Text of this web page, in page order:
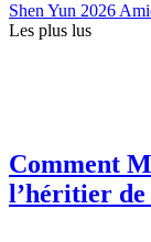
Shen Yun 2026
Les plus lus
Comment
l’héritier